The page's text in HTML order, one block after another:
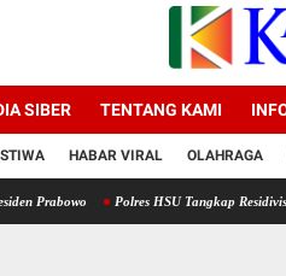
SIBER TENTANG KAMI
HABAR VIRAL OLAHRAGA
Polres HSU Tangkap Residivis Pengedar